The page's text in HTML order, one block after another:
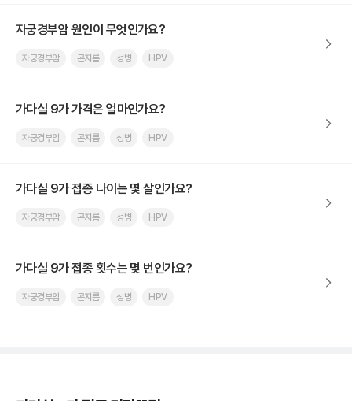
자궁경부암 원인이 무엇인가요?
자궁경부암 곤지름 성병 HPV
가다실 9가 가격은 얼마인가요?
자궁경부암 곤지름 성병 HPV
가다실 9가 접종 나이는 몇 살인가요?
자궁경부암 곤지름 성병 HPV
가다실 9가 접종 횟수는 몇 번인가요?
자궁경부암 곤지름 성병 HPV